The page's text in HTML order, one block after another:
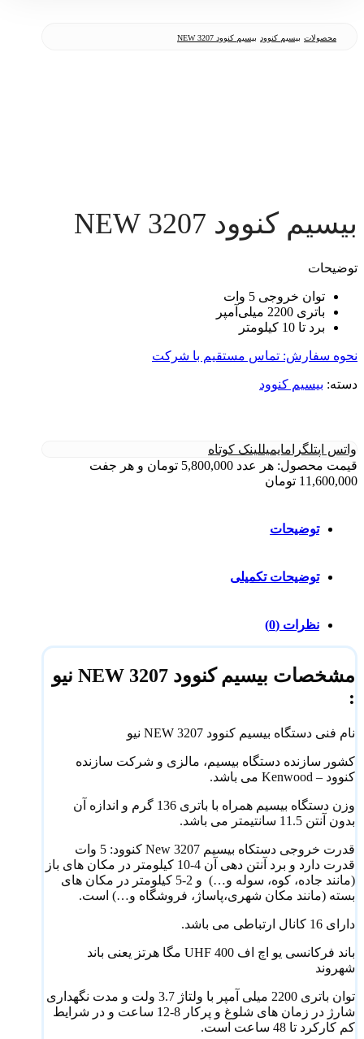
محصولات بیسیم کنوود بیسیم کنوود 3207 NEW
بیسیم کنوود 3207 NEW
توضیحات
توان خروجی 5 وات
باتری 2200 میلی‌آمپر
برد تا 10 کیلومتر
نحوه سفارش: تماس مستقیم با شرکت
دسته: بیسیم کنوود
واتس اپتلگرامایمیللینک کوتاه
قیمت محصول: هر عدد 5,800,000 تومان و هر جفت
11,600,000 تومان
توضیحات
توضیحات تکمیلی
نظرات (0)
مشخصات بیسیم کنوود 3207 NEW نیو
:
نام فنی دستگاه بیسیم کنوود 3207 NEW نیو
کشور سازنده دستگاه بیسیم، مالزی و شرکت سازنده
کنوود – Kenwood می باشد.
وزن دستگاه بیسیم همراه با باتری 136 گرم و اندازه آن
بدون آنتن 11.5 سانتیمتر می باشد.
قدرت خروجی دستکاه بیسیم 3207 New کنوود: 5 وات
قدرت دارد و برد آنتن دهی آن 4-10 کیلومتر در مکان های باز
(مانند جاده، کوه، سوله و…) و 2-5 کیلومتر در مکان های
بسته (مانند مکان شهری،پاساژ، فروشگاه و…) است.
دارای 16 کانال ارتباطی می باشد.
باند فرکانسی یو اچ اف UHF 400 مگا هرتز یعنی باند
شهروند
توان باتری 2200 میلی آمپر با ولتاژ 3.7 ولت و مدت نگهداری
شارژ در زمان های شلوغ و پرکار 8-12 ساعت و در شرایط
کم کارکرد تا 48 ساعت است.